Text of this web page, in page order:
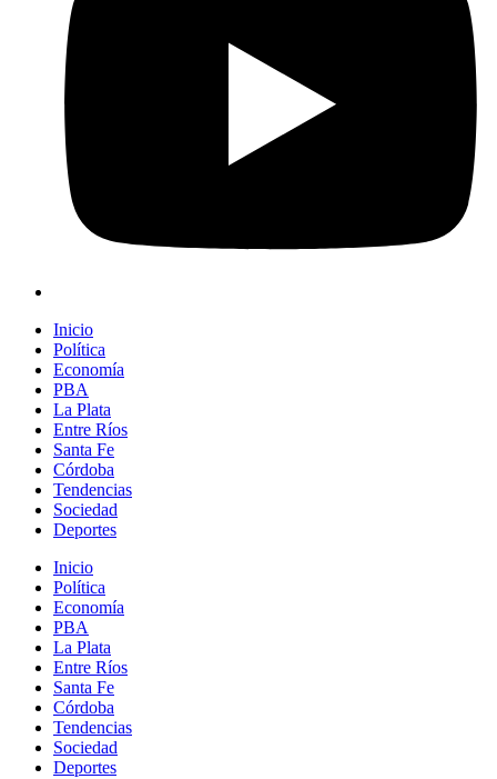
Inicio
Política
Economía
PBA
La Plata
Entre Ríos
Santa Fe
Córdoba
Tendencias
Sociedad
Deportes
Inicio
Política
Economía
PBA
La Plata
Entre Ríos
Santa Fe
Córdoba
Tendencias
Sociedad
Deportes